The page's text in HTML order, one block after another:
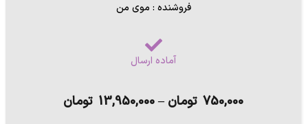
فروشنده : موی من
آماده ارسال
750,000 تومان –
13,950,000 تومان